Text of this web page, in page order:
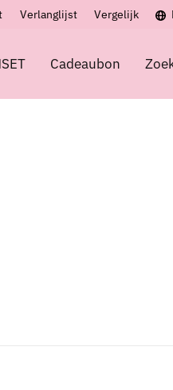
Verlanglijst Vergelijk
Cadeaubon